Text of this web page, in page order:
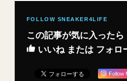
この記事が気に入ったら
いいね または フォロ
Follow